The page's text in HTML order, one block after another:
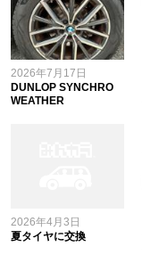
2026年7月17日
DUNLOP SYNCHRO
WEATHER
2026年4月3日
夏タイヤに交換